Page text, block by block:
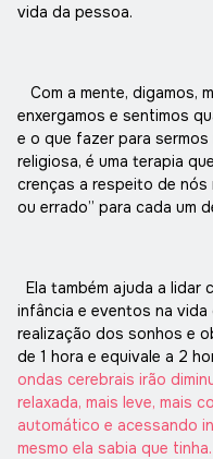
vida da pessoa.
Com a mente, digamos,
enxergamos e sentimos
e o que fazer para
religiosa, é uma terapia
crenças a respeito de nós
ou errado” para cada um
Ela também ajuda a lidar
infância e eventos na
realização dos sonhos e
de 1 hora e equivale a 2
ondas cerebrais irão
relaxada, mais leve, mais
automático e acessando
mesmo ela sabia que tinha.